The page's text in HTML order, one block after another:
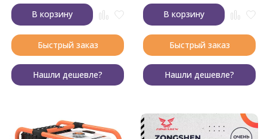
В корзину
Быстрый заказ
Нашли дешевле?
В корзину
Быстрый заказ
Нашли дешевле?